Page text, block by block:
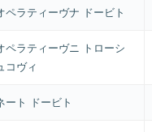
ペラティーヴナ ドービト
ペラティーヴニ トローシ
コヴィ
ート ドービト